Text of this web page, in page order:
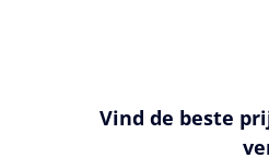
Vind de beste